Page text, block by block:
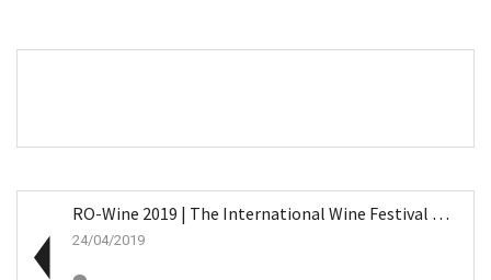
RO-Wine 2019 | The International Wine Festival of ...
24/04/2019